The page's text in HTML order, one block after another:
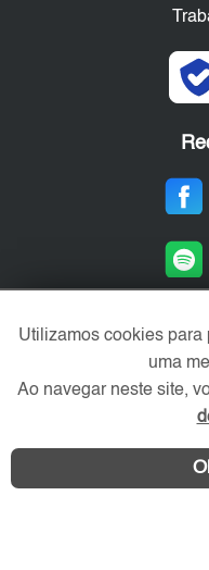
WhatsApp
Área
Utilizamos cookies para
uma
Ao navegar neste site,